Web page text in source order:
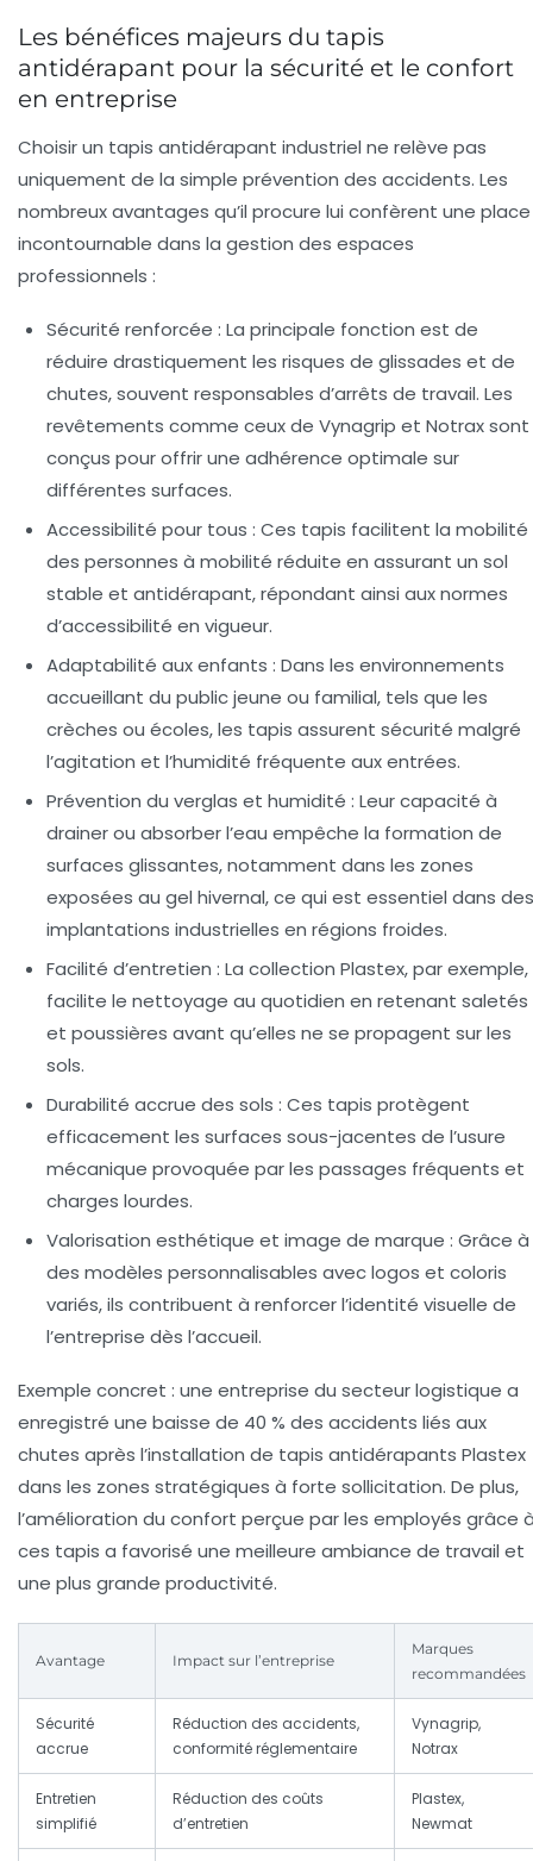
Les bénéfices majeurs du tapis
antidérapant pour la sécurité et le confort
en entreprise
Choisir un tapis antidérapant industriel ne relève pas
uniquement de la simple prévention des accidents. Les
nombreux avantages qu’il procure lui confèrent une place
incontournable dans la gestion des espaces
professionnels :
Sécurité renforcée : La principale fonction est de
réduire drastiquement les risques de glissades et de
chutes, souvent responsables d’arrêts de travail. Les
revêtements comme ceux de Vynagrip et Notrax sont
conçus pour offrir une adhérence optimale sur
différentes surfaces.
Accessibilité pour tous : Ces tapis facilitent la mobilité
des personnes à mobilité réduite en assurant un sol
stable et antidérapant, répondant ainsi aux normes
d’accessibilité en vigueur.
Adaptabilité aux enfants : Dans les environnements
accueillant du public jeune ou familial, tels que les
crèches ou écoles, les tapis assurent sécurité malgré
l’agitation et l’humidité fréquente aux entrées.
Prévention du verglas et humidité : Leur capacité à
drainer ou absorber l’eau empêche la formation de
surfaces glissantes, notamment dans les zones
exposées au gel hivernal, ce qui est essentiel dans des
implantations industrielles en régions froides.
Facilité d’entretien : La collection Plastex, par exemple,
facilite le nettoyage au quotidien en retenant saletés
et poussières avant qu’elles ne se propagent sur les
sols.
Durabilité accrue des sols : Ces tapis protègent
efficacement les surfaces sous-jacentes de l’usure
mécanique provoquée par les passages fréquents et
charges lourdes.
Valorisation esthétique et image de marque : Grâce à
des modèles personnalisables avec logos et coloris
variés, ils contribuent à renforcer l’identité visuelle de
l’entreprise dès l’accueil.
Exemple concret : une entreprise du secteur logistique a
enregistré une baisse de 40 % des accidents liés aux
chutes après l’installation de tapis antidérapants Plastex
dans les zones stratégiques à forte sollicitation. De plus,
l’amélioration du confort perçue par les employés grâce
ces tapis a favorisé une meilleure ambiance de travail et
une plus grande productivité.
Avantage Impact sur l’entreprise
Marques
recommandées
Sécurité
accrue
Réduction des accidents,
conformité réglementaire
Vynagrip,
Notrax
Entretien
simplifié
Réduction des coûts
d’entretien
Plastex,
Newmat